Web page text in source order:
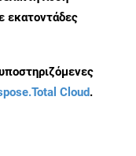
εκατοντάδες
Cloud.